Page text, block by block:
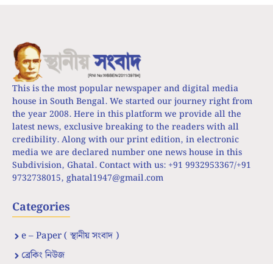
This is the most popular newspaper and digital media
house in South Bengal. We started our journey right from
the year 2008. Here in this platform we provide all the
latest news, exclusive breaking to the readers with all
credibility. Along with our print edition, in electronic
media we are declared number one news house in this
Subdivision, Ghatal. Contact with us: +91 9932953367/+91
9732738015, ghatal1947@gmail.com
Categories
e – Paper ( স্থানীয় সংবাদ )
ব্রেকিং নিউজ